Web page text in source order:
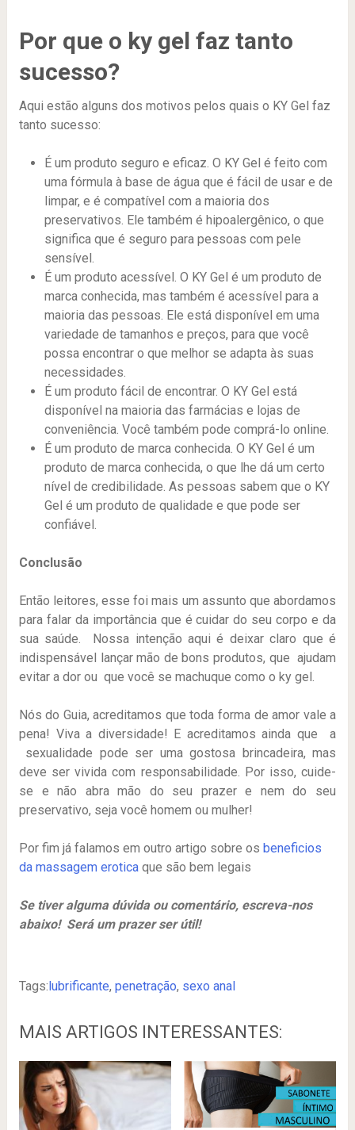
Por que o ky gel faz tanto
sucesso?
Aqui estão alguns dos motivos pelos quais o KY Gel faz
tanto sucesso:
É um produto seguro e eficaz. O KY Gel é feito com
uma fórmula à base de água que é fácil de usar e de
limpar, e é compatível com a maioria dos
preservativos. Ele também é hipoalergênico, o que
significa que é seguro para pessoas com pele
sensível.
É um produto acessível. O KY Gel é um produto de
marca conhecida, mas também é acessível para a
maioria das pessoas. Ele está disponível em uma
variedade de tamanhos e preços, para que você
possa encontrar o que melhor se adapta às suas
necessidades.
É um produto fácil de encontrar. O KY Gel está
disponível na maioria das farmácias e lojas de
conveniência. Você também pode comprá-lo online.
É um produto de marca conhecida. O KY Gel é um
produto de marca conhecida, o que lhe dá um certo
nível de credibilidade. As pessoas sabem que o KY
Gel é um produto de qualidade e que pode ser
confiável.
Conclusão
Então leitores, esse foi mais um assunto que abordamos
para falar da importância que é cuidar do seu corpo e da
sua saúde. Nossa intenção aqui é deixar claro que é
indispensável lançar mão de bons produtos, que ajudam
evitar a dor ou que você se machuque como o ky gel.
Nós do Guia, acreditamos que toda forma de amor vale a
pena! Viva a diversidade! E acreditamos ainda que a
sexualidade pode ser uma gostosa brincadeira, mas
deve ser vivida com responsabilidade. Por isso, cuide-
se e não abra mão do seu prazer e nem do seu
preservativo, seja você homem ou mulher!
Por fim já falamos em outro artigo sobre os beneficios
da massagem eroticaque são bem legais
Se tiver alguma dúvida ou comentário, escreva-nos
abaixo! Será um prazer ser útil!
Tags: lubrificante, penetração, sexo anal
MAIS ARTIGOS INTERESSANTES: